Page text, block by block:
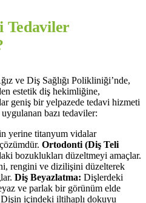
Tedaviler
ve Diş Sağlığı Polikliniği’nde,
estetik diş hekimliğine,
geniş bir yelpazede tedavi hizmeti
bazı tedaviler:
yerine titanyum vidalar
Ortodonti (Diş Teli
bozuklukları düzeltmeyi amaçlar.
rengini ve dizilişini düzelterek
Diş Beyazlatma: Dişlerdeki
ve parlak bir görünüm elde
Dişin içindeki iltihaplı dokuyu